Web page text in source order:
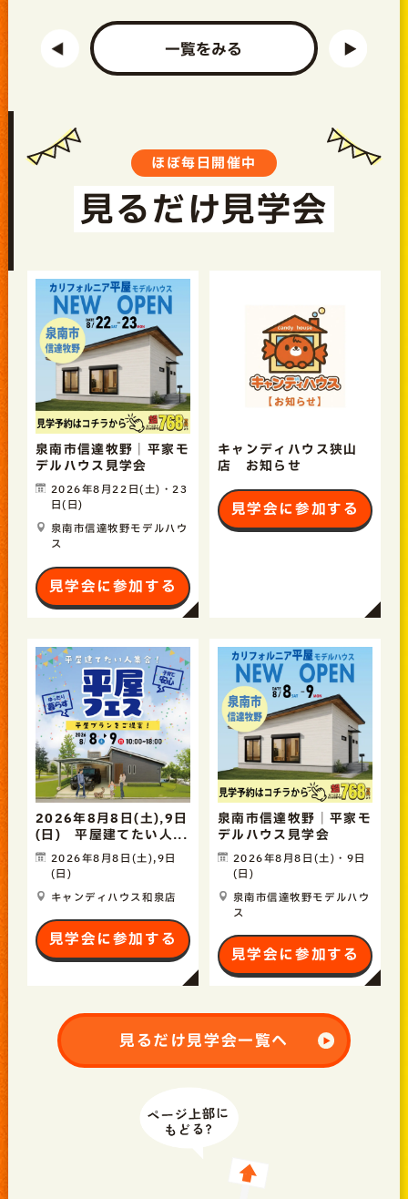
一覧をみる
ほぼ毎日開催中
見るだけ見学会
泉南市信達牧野｜平家モ
デルハウス見学会
2026年8月22日(土)・23
日(日)
泉南市信達牧野モデルハウ
ス
見学会に参加する
キャンディハウス狭山
店 お知らせ
見学会に参加する
2026年8月8日(土),9日
(日) 平屋建てたい人...
2026年8月8日(土),9日
(日)
キャンディハウス和泉店
見学会に参加する
泉南市信達牧野｜平家モ
デルハウス見学会
2026年8月8日(土)・9日
(日)
泉南市信達牧野モデルハウ
ス
見学会に参加する
見るだけ見学会一覧へ